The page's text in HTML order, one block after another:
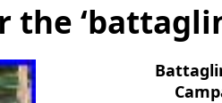
the